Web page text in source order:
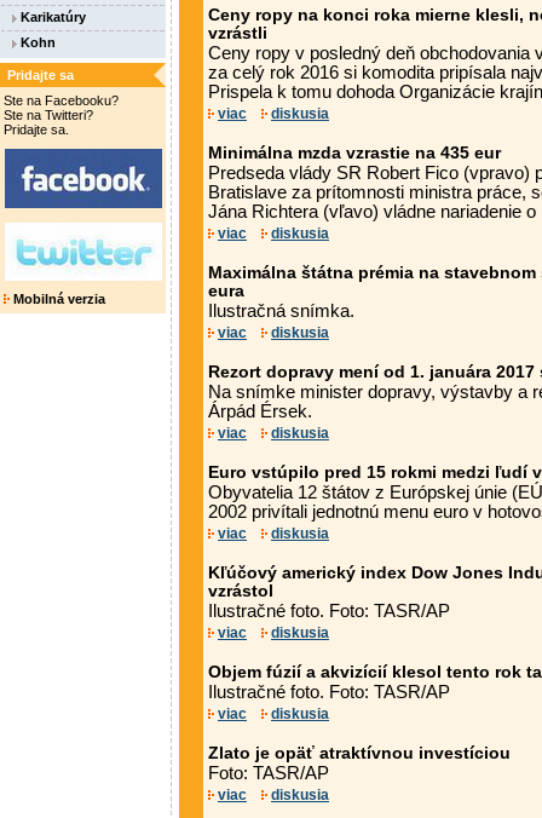
Karikatúry
Kohn
Pridajte sa
Ste na Facebooku?
Ste na Twitteri?
Pridajte sa.
Mobilná verzia
Ceny ropy na konci roka mierne klesli,
vzrástli
Ceny ropy v posledný deň obchodovania
za celý rok 2016 si komodita pripísala
Prispela k tomu dohoda Organizácie
viac diskusia
Minimálna mzda vzrastie na 435 eur
Predseda vlády SR Robert Fico (vpravo)
Bratislave za prítomnosti ministra práce,
Jána Richtera (vľavo) vládne nariadenie
viac diskusia
Maximálna štátna prémia na
eura
Ilustračná snímka.
viac diskusia
Rezort dopravy mení od 1. januára
Na snímke minister dopravy, výstavby a
Árpád Érsek.
viac diskusia
Euro vstúpilo pred 15 rokmi medzi ľudí
Obyvatelia 12 štátov z Európskej únie
2002 privítali jednotnú menu euro v
viac diskusia
Kľúčový americký index Dow Jones
vzrástol
Ilustračné foto. Foto: TASR/AP
viac diskusia
Objem fúzií a akvizícií klesol tento rok
Ilustračné foto. Foto: TASR/AP
viac diskusia
Zlato je opäť atraktívnou investíciou
Foto: TASR/AP
viac diskusia